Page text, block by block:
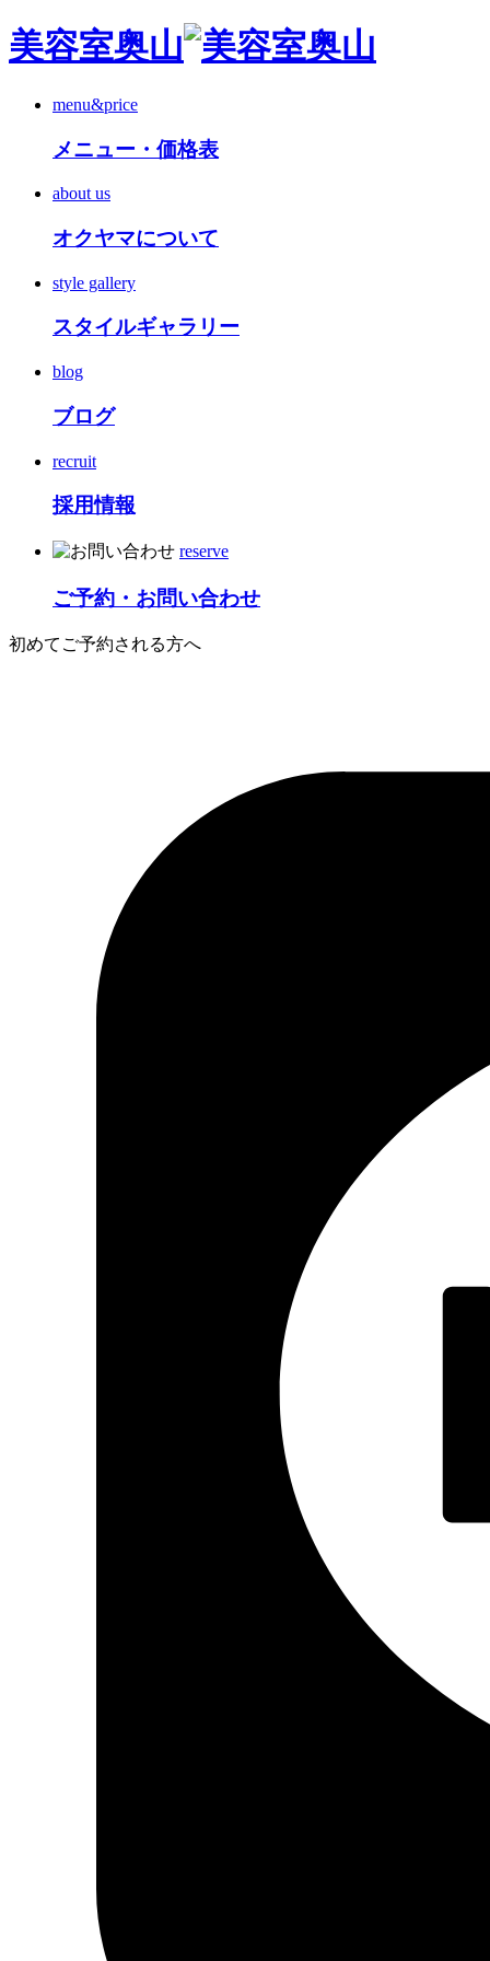
美容室奥山
menu&price
メニュー・価格表
about us
オクヤマについて
style gallery
スタイルギャラリー
blog
ブログ
recruit
採用情報
reserve
ご予約・お問い合わせ
初めてご予約される方へ